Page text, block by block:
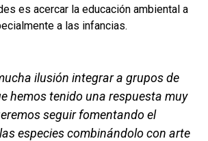
es acercar la educación ambiental a
a las infancias.
ilusión integrar a grupos de
hemos tenido una respuesta muy
seguir fomentando el
especies combinándolo con arte